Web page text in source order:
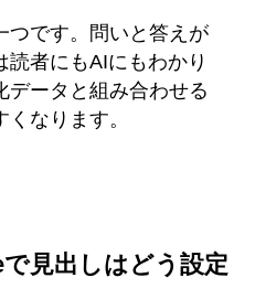
つです。問いと答えが
読者にもAIにもわかり
データと組み合わせる
なります。
見出しはどう設定